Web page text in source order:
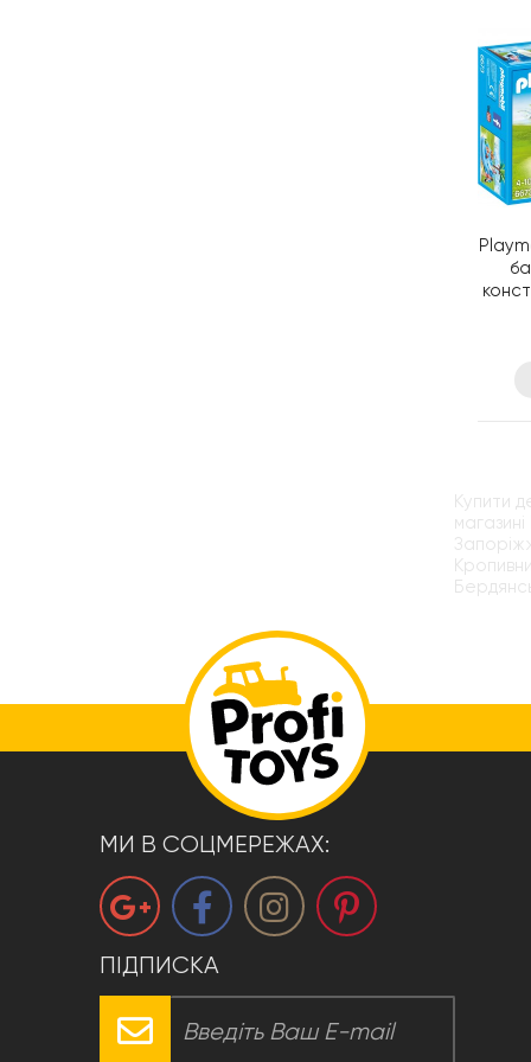
Купити
МИ В СОЦМЕРЕЖАХ:
ПІДПИСКА